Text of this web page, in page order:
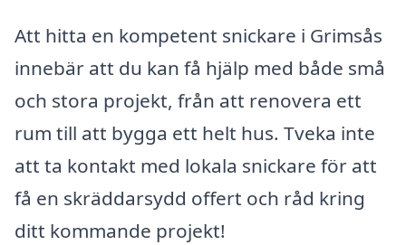
Att hitta en kompetent snickare i Grimsås
innebär att du kan få hjälp med både små
och stora projekt, från att renovera ett
rum till att bygga ett helt hus. Tveka inte
att ta kontakt med lokala snickare för att
få en skräddarsydd offert och råd kring
ditt kommande projekt!